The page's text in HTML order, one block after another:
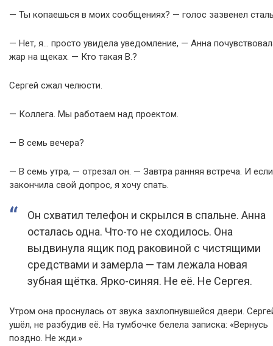
— Ты копаешься в моих сообщениях? — голос зазвенел
— Нет, я… просто увидела уведомление, — Анна
жар на щеках. — Кто такая В.?
Сергей сжал челюсти.
— Коллега. Мы работаем над проектом.
— В семь вечера?
— В семь утра, — отрезал он. — Завтра ранняя встреча. И
закончила свой допрос, я хочу спать.
Он схватил телефон и скрылся в спальне. Анна
осталась одна. Что-то не сходилось. Она
выдвинула ящик под раковиной с чистящими
средствами и замерла — там лежала новая
зубная щётка. Ярко-синяя. Не её. Не Сергея.
Утром она проснулась от звука захлопнувшейся двери.
ушёл, не разбудив её. На тумбочке белела записка: «Вернусь
поздно. Не жди.»